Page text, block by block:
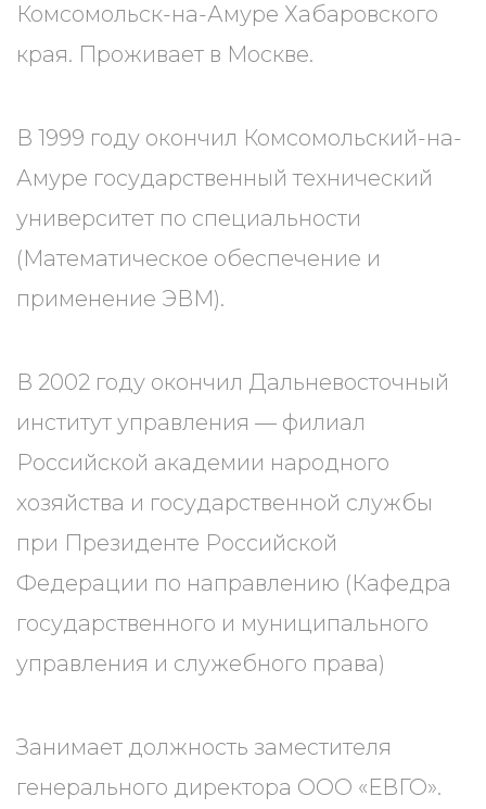
Комсомольск-на-Амуре Хабаровского
края. Проживает в Москве.
В 1999 году окончил Комсомольский-на-
Амуре государственный технический
университет по специальности
(Математическое обеспечение и
применение ЭВМ).
В 2002 году окончил Дальневосточный
институт управления — филиал
Российской академии народного
хозяйства и государственной службы
при Президенте Российской
Федерации по направлению (Кафедра
государственного и муниципального
управления и служебного права)
Занимает должность заместителя
генерального директора ООО «ЕВГО».